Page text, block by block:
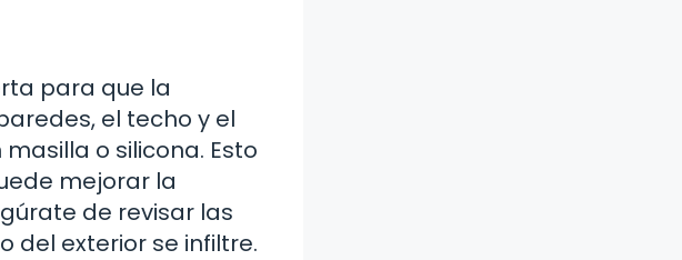
para que la
el techo y el
o silicona. Esto
mejorar la
de revisar las
del exterior se infiltre.